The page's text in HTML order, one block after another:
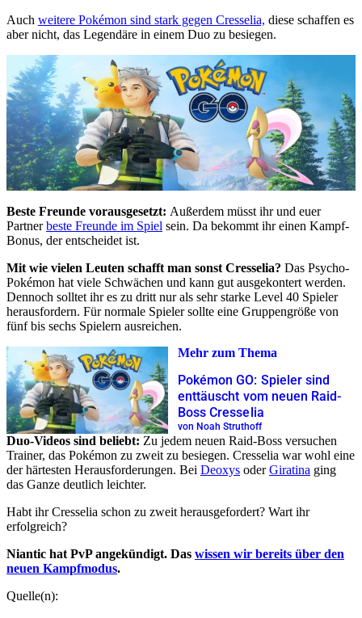
Auch weitere Pokémon sind stark gegen Cresselia, diese schaffen es
aber nicht, das Legendäre in einem Duo zu besiegen.
Beste Freunde vorausgesetzt: Außerdem müsst ihr und euer
Partnerbeste Freunde im Spiel sein. Da bekommt ihr einen Kampf-
Bonus, der entscheidet ist.
Mit wie vielen Leuten schafft man sonst Cresselia? Das Psycho-
Pokémon hat viele Schwächen und kann gut ausgekontert werden.
Dennoch solltet ihr es zu dritt nur als sehr starke Level 40 Spieler
herausfordern. Für normale Spieler sollte eine Gruppengröße von
fünf bis sechs Spielern ausreichen.
Mehr zum Thema
Pokémon GO: Spieler sind
enttäuscht vom neuen Raid-
Boss Cresselia
von Noah Struthoff
Duo-Videos sind beliebt: Zu jedem neuen Raid-Boss versuchen
Trainer, das Pokémon zu zweit zu besiegen. Cresselia war wohl eine
der härtesten Herausforderungen. Bei Deoxys oderGiratina ging
das Ganze deutlich leichter.
Habt ihr Cresselia schon zu zweit herausgefordert? Wart ihr
erfolgreich?
Niantic hat PvP angekündigt. Das wissen wir bereits über den
neuen Kampfmodus.
Quelle(n):